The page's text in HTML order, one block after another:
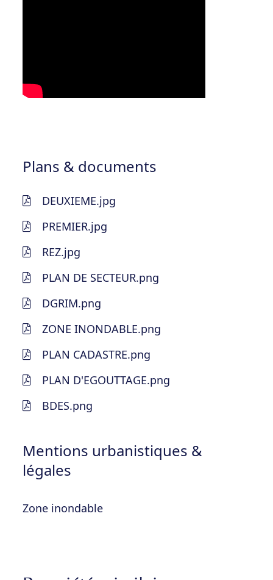
Plans & documents
DEUXIEME.jpg
PREMIER.jpg
REZ.jpg
PLAN DE SECTEUR.png
DGRIM.png
ZONE INONDABLE.png
PLAN CADASTRE.png
PLAN D'EGOUTTAGE.png
BDES.png
Mentions urbanistiques &
légales
Zone inondable